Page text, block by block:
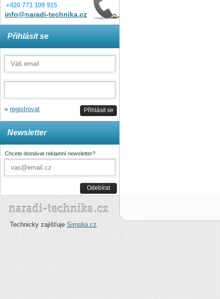
+420 773 109 915
info@naradi-technika.cz
Přihlásit se
Přihlásit se
» registrovat
Newsletter
Chcete dostávat reklamní newsletter?
Odebírat
Technicky zajišťuje Simplia.cz.